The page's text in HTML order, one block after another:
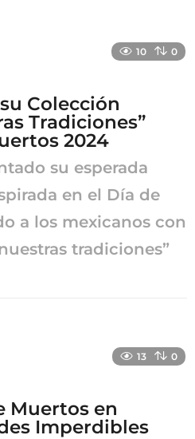
10 0
Colección
Tradiciones”
2024
su esperada
en el Día de
a los mexicanos con
tradiciones”
13 0
Muertos en
Imperdibles